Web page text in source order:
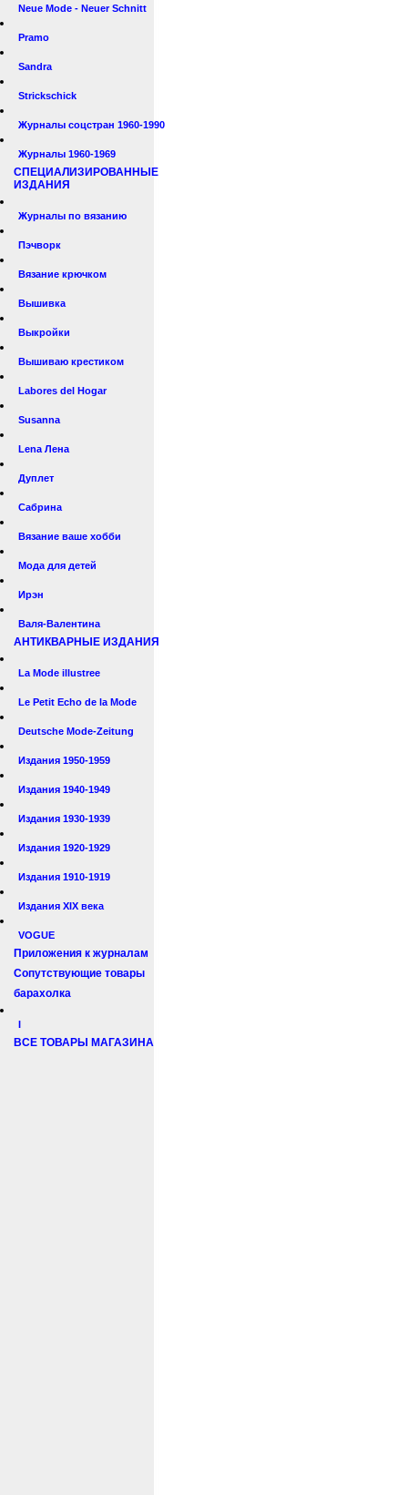
Neue Mode - Neuer Schnitt
Pramo
Sandra
Strickschick
Журналы соцстран 1960-1990
Журналы 1960-1969
СПЕЦИАЛИЗИРОВАННЫЕ
ИЗДАНИЯ
Журналы по вязанию
Пэчворк
Вязание крючком
Вышивка
Выкройки
Вышиваю крестиком
Labores del Hogar
Susanna
Lena Лена
Дуплет
Сабрина
Вязание ваше хобби
Мода для детей
Ирэн
Валя-Валентина
АНТИКВАРНЫЕ ИЗДАНИЯ
La Mode illustree
Le Petit Echo de la Mode
Deutsche Mode-Zeitung
Издания 1950-1959
Издания 1940-1949
Издания 1930-1939
Издания 1920-1929
Издания 1910-1919
Издания XIX века
VOGUE
Приложения к журналам
Сопутствующие товары
барахолка
I
ВСЕ ТОВАРЫ МАГАЗИНА